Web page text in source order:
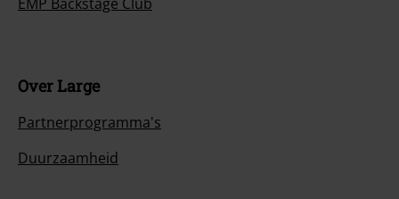
Over Large
Partnerprogramma's
Duurzaamheid